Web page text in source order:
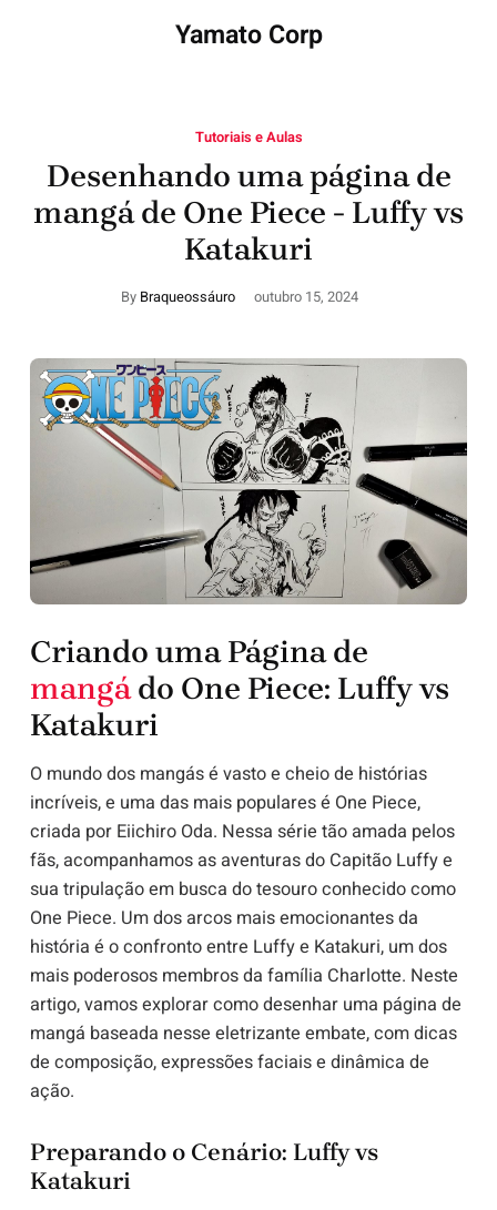
Yamato Corp
Tutoriais e Aulas
Desenhando uma página de
mangá de One Piece - Luffy vs
Katakuri
By Braqueossáuro outubro 15, 2024
Criando uma Página de
mangádo One Piece: Luffy vs
Katakuri
O mundo dos mangás é vasto e cheio de histórias
incríveis, e uma das mais populares é One Piece,
criada por Eiichiro Oda. Nessa série tão amada pelos
fãs, acompanhamos as aventuras do Capitão Luffy e
sua tripulação em busca do tesouro conhecido como
One Piece. Um dos arcos mais emocionantes da
história é o confronto entre Luffy e Katakuri, um dos
mais poderosos membros da família Charlotte. Neste
artigo, vamos explorar como desenhar uma página de
mangá baseada nesse eletrizante embate, com dicas
de composição, expressões faciais e dinâmica de
ação.
Preparando o Cenário: Luffy vs
Katakuri